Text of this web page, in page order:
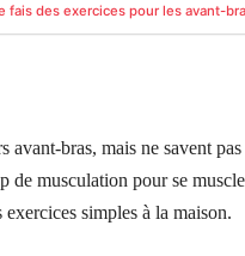
des exercices pour les avant-
avant-bras, mais ne savent
de musculation pour se
simples à la maison.